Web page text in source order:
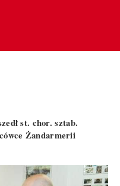
st. chor. sztab.
Żandarmerii